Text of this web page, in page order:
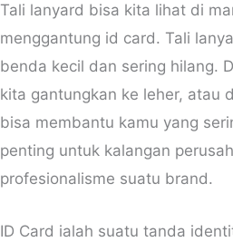
Tali lanyard bisa kita lihat di
menggantung id card. Tali
benda kecil dan sering hilang.
kita gantungkan ke leher, atau
bisa membantu kamu yang
penting untuk kalangan
profesionalisme suatu brand.
ID Card ialah suatu tanda